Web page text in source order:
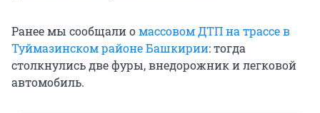
Ранее мы сообщали омассовом ДТП на трассе в
Туймазинском районе Башкирии: тогда
столкнулись две фуры, внедорожник и легковой
автомобиль.